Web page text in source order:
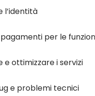
l’identità
per le
e ottimizzare i servizi
e problemi tecnici